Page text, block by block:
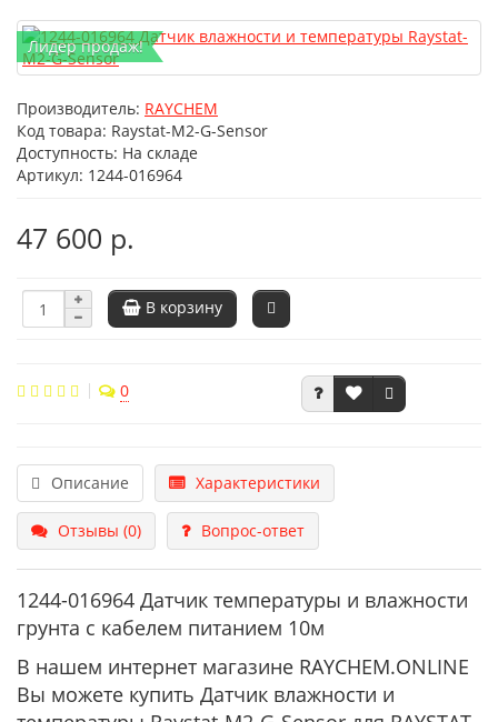
Лидер продаж!
Производитель: RAYCHEM
Код товара: Raystat-M2-G-Sensor
Доступность: На складе
Артикул: 1244-016964
47 600 р.
В корзину
0
Описание Характеристики
Отзывы (0) Вопрос-ответ
1244-016964 Датчик температуры и влажности
грунта с кабелем питанием 10м
В нашем интернет магазине RAYCHEM.ONLINE
Вы можете купить Датчик влажности и